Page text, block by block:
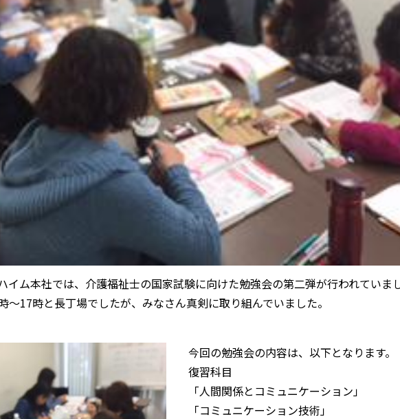
イム本社では、介護福祉士の国家試験に向けた勉強会の第二弾が行われていま
〜17時と長丁場でしたが、みなさん真剣に取り組んでいました。
今回の勉強会の内容は、以下となります。
復習科目
「人間関係とコミュニケーション」
「コミュニケーション技術」